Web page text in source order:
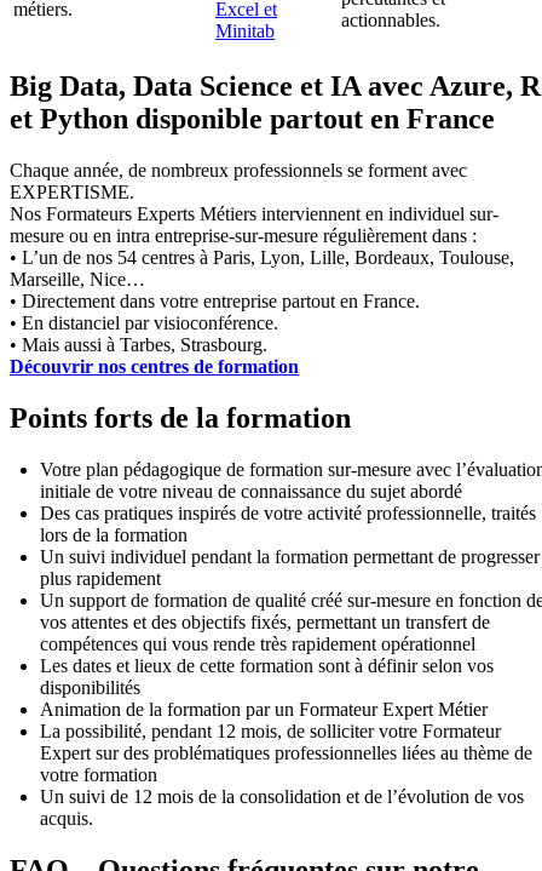
métiers.
Excel et
Minitab
actionnables.
Big Data, Data Science et IA avec Azure, R
et Python disponible partout en France
Chaque année, de nombreux professionnels se forment avec
EXPERTISME.
Nos Formateurs Experts Métiers interviennent en individuel sur-
mesure ou en intra entreprise-sur-mesure régulièrement dans :
• L’un de nos 54 centres à Paris, Lyon, Lille, Bordeaux, Toulouse,
Marseille, Nice…
• Directement dans votre entreprise partout en France.
• En distanciel par visioconférence.
• Mais aussi à Tarbes, Strasbourg.
Découvrir nos centres de formation
Points forts de la formation
Votre plan pédagogique de formation sur-mesure avec
initiale de votre niveau de connaissance du sujet abordé
Des cas pratiques inspirés de votre activité professionnelle, traités
lors de la formation
Un suivi individuel pendant la formation permettant de progresser
plus rapidement
Un support de formation de qualité créé sur-mesure en fonction
vos attentes et des objectifs fixés, permettant un transfert de
compétences qui vous rende très rapidement opérationnel
Les dates et lieux de cette formation sont à définir selon vos
disponibilités
Animation de la formation par un Formateur Expert Métier
La possibilité, pendant 12 mois, de solliciter votre Formateur
Expert sur des problématiques professionnelles liées au thème de
votre formation
Un suivi de 12 mois de la consolidation et de l’évolution de vos
acquis.